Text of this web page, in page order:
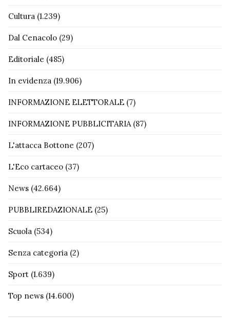
Cultura (1.239)
Dal Cenacolo (29)
Editoriale (485)
In evidenza (19.906)
INFORMAZIONE ELETTORALE (7)
INFORMAZIONE PUBBLICITARIA (87)
L'attacca Bottone (207)
L'Eco cartaceo (37)
News (42.664)
PUBBLIREDAZIONALE (25)
Scuola (534)
Senza categoria (2)
Sport (1.639)
Top news (14.600)